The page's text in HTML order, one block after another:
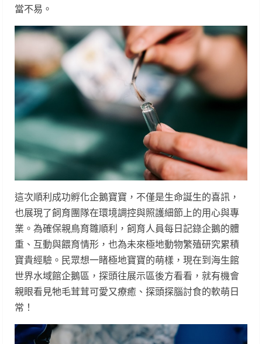
當不易。
這次順利成功孵化企鵝寶寶，不僅是生命誕生的喜訊，
也展現了飼育團隊在環境調控與照護細節上的用心與專
業。為確保親鳥育雛順利，飼育人員每日記錄企鵝的體
重、互動與餵育情形，也為未來極地動物繁殖研究累積
寶貴經驗。民眾想一睹極地寶寶的萌樣，現在到海生館
世界水域館企鵝區，探頭往展示區後方看看，就有機會
親眼看見牠毛茸茸可愛又療癒、探頭探腦討食的軟萌日
常！